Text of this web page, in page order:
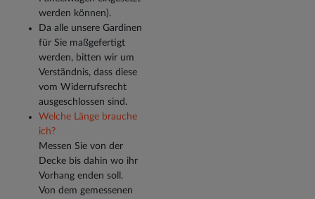
werden können).
Da alle unsere Gardinen
für Sie maßgefertigt
werden, bitten wir um
Verständnis, dass diese
vom Widerrufsrecht
ausgeschlossen sind.
Welche Länge brauche
ich?
Messen Sie von der
Decke bis dahin wo ihr
Vorhang enden soll.
Von dem gemessenen